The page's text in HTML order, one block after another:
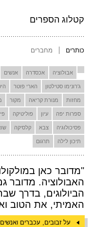
קטלוג הספרים
כותרים מחברים
אבולוציה אכסדרה אנשים
ג'רונימו סטילטון הארי פוטר
מחזות מנורת קריאה מקור
ספרות יפה עיון פוליטיקה
פסיכולוגיה צבא קלסיקה
תיכון לילה תרגום
"מדובר כאן
האבולוציה. מדובר
הביולוגים, בדרך
האמיתי, את הטוב
על זבובים, עכברים ואנשים